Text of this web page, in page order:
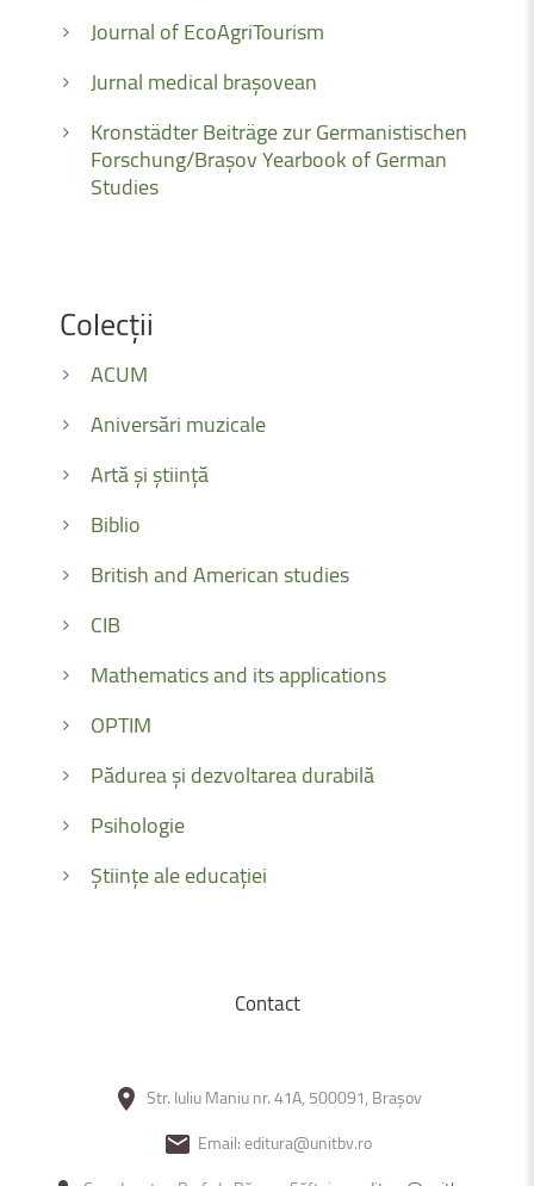
Journal of EcoAgriTourism
Jurnal medical brașovean
Kronstädter Beiträge zur Germanistischen
Forschung/Brașov Yearbook of German
Studies
Colecții
ACUM
Aniversări muzicale
Artă și știință
Biblio
British and American studies
CIB
Mathematics and its applications
OPTIM
Pădurea și dezvoltarea durabilă
Psihologie
Științe ale educației
Contact
Str. Iuliu Maniu nr. 41A, 500091, Brașov
Email: editura@unitbv.ro